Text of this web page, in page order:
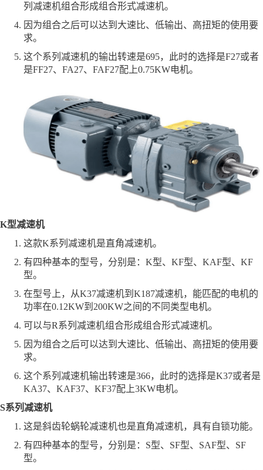
列减速机组合形成组合形式减速机。
因为组合之后可以达到大速比、低输出、高扭矩的使用要
求。
这个系列减速机的输出转速是695，此时的选择是F27或者
是FF27、FA27、FAF27配上0.75KW电机。
K型减速机
这款K系列减速机是直角减速机。
有四种基本的型号，分别是：K型、KF型、KAF型、KF
型。
在型号上，从K37减速机到K187减速机，能匹配的电机的
功率在0.12KW到200KW之间的不同类型电机。
可以与R系列减速机组合形成组合形式减速机。
因为组合之后可以达到大速比、低输出、高扭矩的使用要
求。
这个系列减速机输出转速是366，此时的选择是K37或者是
KA37、KAF37、KF37配上3KW电机。
S系列减速机
这是斜齿轮蜗轮减速机也是直角减速机，具有自锁功能。
有四种基本的型号，分别是：S型、SF型、SAF型、SF
型。